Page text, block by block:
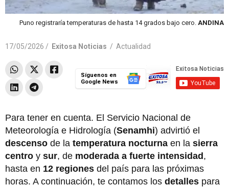
Puno registraría temperaturas de hasta 14 grados bajo cero. ANDINA
17/05/2026 / Exitosa Noticias / Actualidad
Síguenos en
Google News
Para tener en cuenta. El Servicio Nacional de
Meteorología e Hidrología (Senamhi) advirtió el
descenso de la temperatura nocturna en la sierra
centro y sur, de moderada a fuerte intensidad,
hasta en 12 regiones del país para las próximas
horas. A continuación, te contamos los detalles para